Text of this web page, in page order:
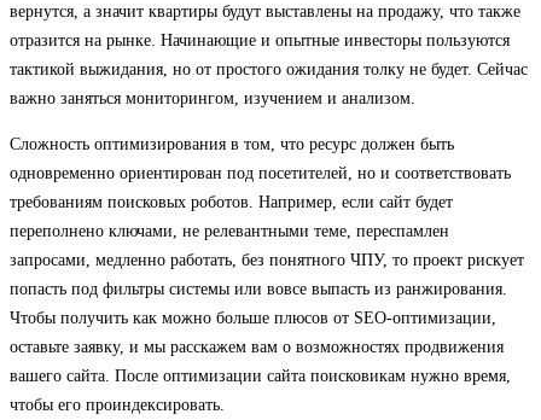
вернутся, а значит квартиры будут выставлены на продажу, что также
отразится на рынке. Начинающие и опытные инвесторы пользуются
тактикой выжидания, но от простого ожидания толку не будет. Сейчас
важно заняться мониторингом, изучением и анализом.
Сложность оптимизирования в том, что ресурс должен быть
одновременно ориентирован под посетителей, но и соответствовать
требованиям поисковых роботов. Например, если сайт будет
переполнено ключами, не релевантными теме, переспамлен
запросами, медленно работать, без понятного ЧПУ, то проект рискует
попасть под фильтры системы или вовсе выпасть из ранжирования.
Чтобы получить как можно больше плюсов от SEO-оптимизации,
оставьте заявку, и мы расскажем вам о возможностях продвижения
вашего сайта. После оптимизации сайта поисковикам нужно время,
чтобы его проиндексировать.